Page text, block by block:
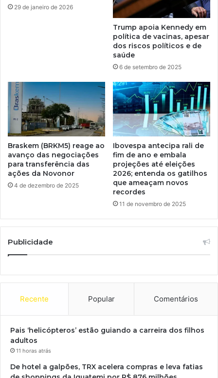
29 de janeiro de 2026
Trump apoia Kennedy em
política de vacinas, apesar
dos riscos políticos e de
saúde
6 de setembro de 2025
Braskem (BRKM5) reage ao
avanço das negociações
para transferência das
ações da Novonor
4 de dezembro de 2025
Ibovespa antecipa rali de
fim de ano e embala
projeções até eleições
2026; entenda os gatilhos
que ameaçam novos
recordes
11 de novembro de 2025
Publicidade
Recente Popular Comentários
Pais ‘helicópteros’ estão guiando a carreira dos filhos
adultos
11 horas atrás
De hotel a galpões, TRX acelera compras e leva fatias